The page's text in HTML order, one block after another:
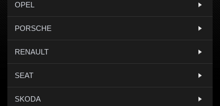
OPEL
PORSCHE
RENAULT
SEAT
SKODA